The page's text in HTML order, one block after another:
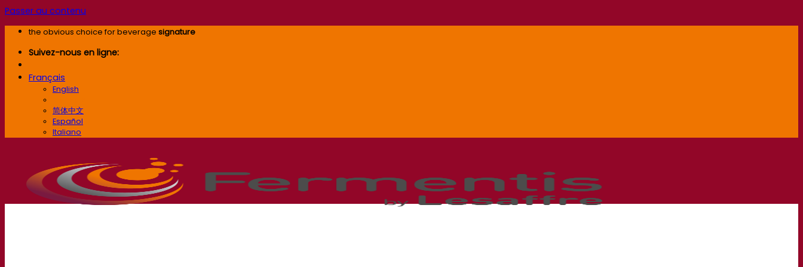
Passer au contenu
the obvious choice for beverage signature
Suivez-nous en ligne:
Français
English
简体中文
Español
Italiano